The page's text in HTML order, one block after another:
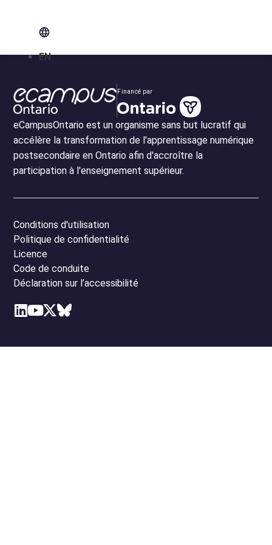
EN
Financé par
eCampusOntario est un organisme sans but lucratif qui
accélère la transformation de l'apprentissage numérique
postsecondaire en Ontario afin d'accroître la
participation à l'enseignement supérieur.
Conditions d'utilisation
Politique de confidentialité
Licence
Code de conduite
Déclaration sur l’accessibilité